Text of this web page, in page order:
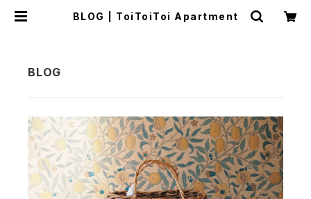
BLOG | ToiToiToi Apartment